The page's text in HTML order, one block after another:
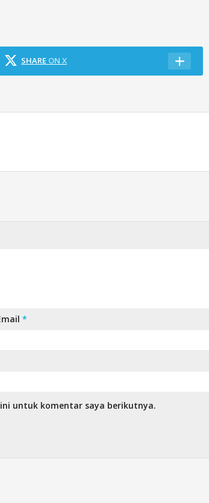
SHARE ON X
*
untuk komentar saya berikutnya.